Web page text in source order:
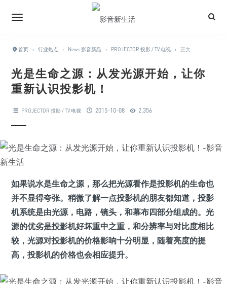
首页 › 行业热点 › News 影音新品 › PROJECTOR 投影 / TV 电视 › 正文
光是生命之源：从发光源开始，让你
重新认识投影机！
PROJECTOR 投影 / TV 电视 2015-10-08 2,356
如果说水是生命之源，那么把光源看作是投影机的生命也
并不显得夸张。稍微了解一点投影机的朋友都知道，投影
机系统是由光源，电路，镜头，和幕布四部分组成的。光
源的优劣是投影机好坏重中之重，和分辨率与对比度相比
较，光源对投影机的价格影响十分明显，随着亮度的提
高，投影机的价格也会相应提升。